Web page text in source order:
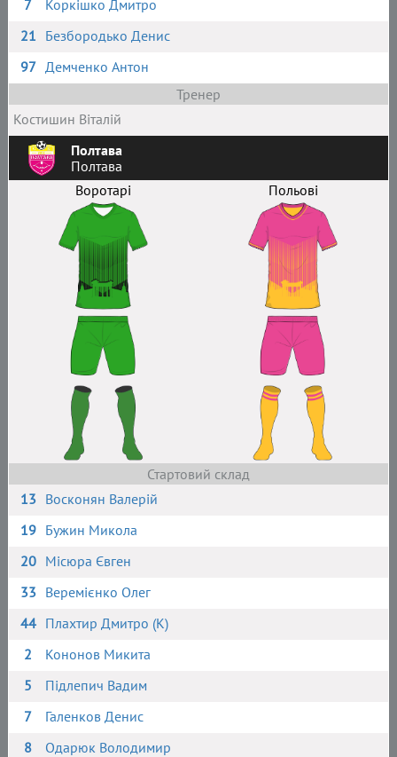
7
Коркішко Дмитро
21 Безбородько Денис
97 Демченко Антон
Тренер
Костишин Віталій
Полтава
Полтава
Воротарі
Польові
Стартовий склад
13 Восконян Валерій
19 Бужин Микола
20 Місюра Євген
33 Веремієнко Олег
44 Плахтир Дмитро (К)
2
Кононов Микита
5
Підлепич Вадим
7
Галенков Денис
8
Одарюк Володимир